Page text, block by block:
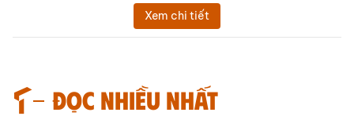
Xem chi tiết
Đọc nhiều nhất